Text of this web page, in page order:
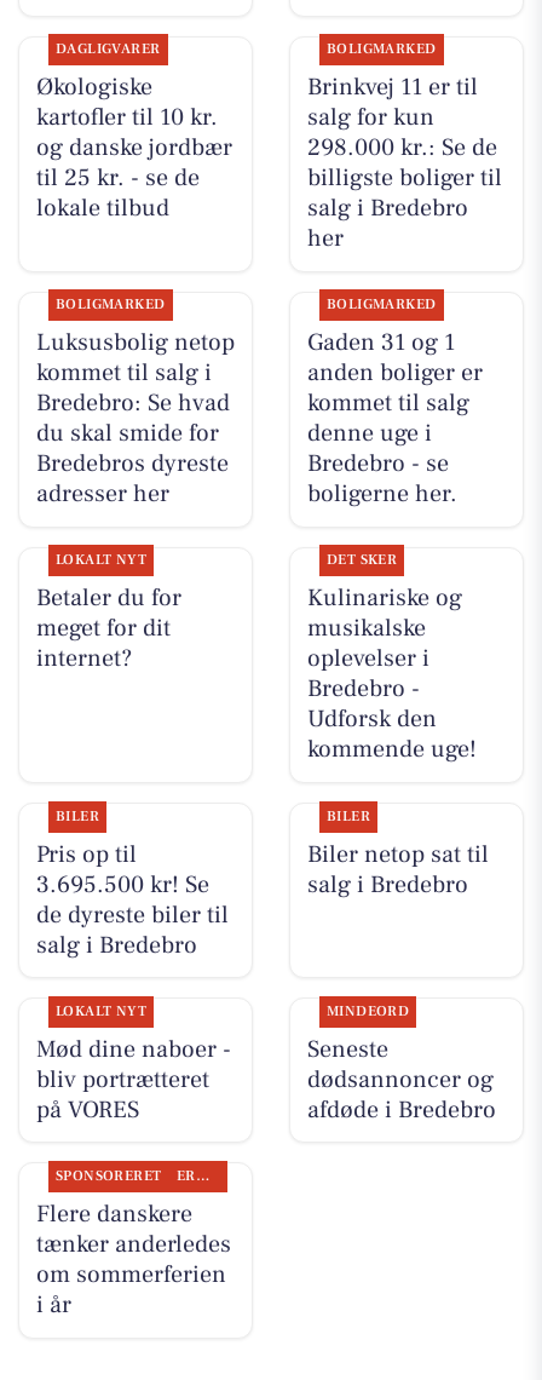
DAGLIGVARER
Økologiske
kartofler til 10 kr.
og danske jordbær
til 25 kr. - se de
lokale tilbud
BOLIGMARKED
Brinkvej 11 er til
salg for kun
298.000 kr.: Se de
billigste boliger til
salg i Bredebro
her
BOLIGMARKED
Luksusbolig netop
kommet til salg i
Bredebro: Se hvad
du skal smide for
Bredebros dyreste
adresser her
BOLIGMARKED
Gaden 31 og 1
anden boliger er
kommet til salg
denne uge i
Bredebro - se
boligerne her.
LOKALT NYT
Betaler du for
meget for dit
internet?
DET SKER
Kulinariske og
musikalske
oplevelser i
Bredebro -
Udforsk den
kommende uge!
BILER
Pris op til
3.695.500 kr! Se
de dyreste biler til
salg i Bredebro
BILER
Biler netop sat til
salg i Bredebro
LOKALT NYT
Mød dine naboer -
bliv portrætteret
på VORES
MINDEORD
Seneste
dødsannoncer og
afdøde i Bredebro
SPONSORERET ERHVERV
Flere danskere
tænker anderledes
om sommerferien
i år